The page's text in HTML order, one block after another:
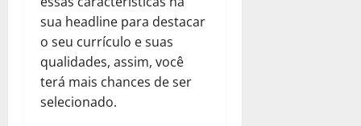
sua headline para destacar
o seu currículo e suas
qualidades, assim, você
terá mais chances de ser
selecionado.